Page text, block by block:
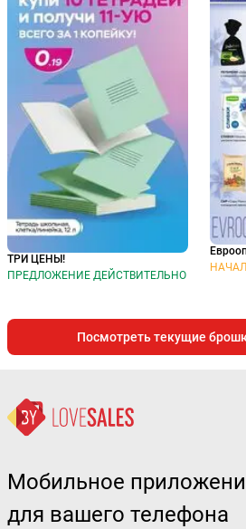
ТРИ ЦЕНЫ!
ПРЕДЛОЖЕНИЕ ДЕЙСТВИТЕЛЬНО
Посмотреть текущие
Мобильное
для вашего телефона